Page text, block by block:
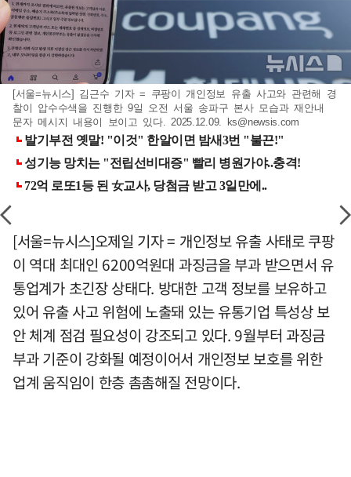
[서울=뉴시스] 김근수 기자 = 쿠팡이 개인정보 유출 사고와 관련해 경
찰이 압수수색을 진행한 9일 오전 서울 송파구 본사 모습과 재안내
문자 메시지 내용이 보이고 있다. 2025.12.09. ks@newsis.com
[서울=뉴시스]오제일 기자 = 개인정보 유출 사태로 쿠팡
이 역대 최대인 6200억원대 과징금을 부과 받으면서 유
통업계가 초긴장 상태다. 방대한 고객 정보를 보유하고
있어 유출 사고 위험에 노출돼 있는 유통기업 특성상 보
안 체계 점검 필요성이 강조되고 있다. 9월부터 과징금
부과 기준이 강화될 예정이어서 개인정보 보호를 위한
업계 움직임이 한층 촘촘해질 전망이다.